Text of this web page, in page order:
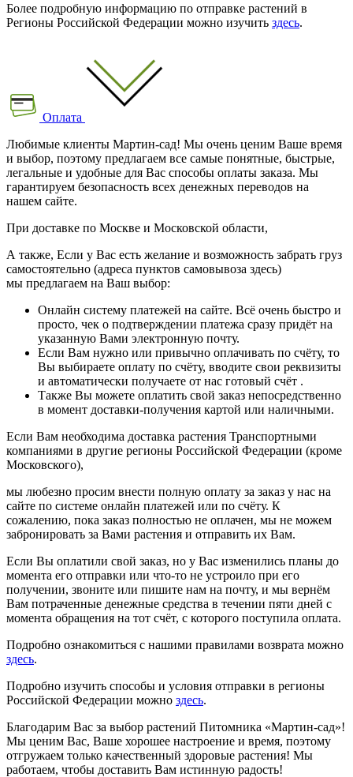
Более подробную информацию по отправке растений в
Регионы Российской Федерации можно изучить здесь.
Оплата
Любимые клиенты Мартин-сад! Мы очень ценим Ваше время
и выбор, поэтому предлагаем все самые понятные, быстрые,
легальные и удобные для Вас способы оплаты заказа. Мы
гарантируем безопасность всех денежных переводов на
нашем сайте.
При доставке по Москве и Московской области,
А также, Если у Вас есть желание и возможность забрать груз
самостоятельно (адреса пунктов самовывоза здесь)
мы предлагаем на Ваш выбор:
Онлайн систему платежей на сайте. Всё очень быстро и
просто, чек о подтверждении платежа сразу придёт на
указанную Вами электронную почту.
Если Вам нужно или привычно оплачивать по счёту, то
Вы выбираете оплату по счёту, вводите свои реквизиты
и автоматически получаете от нас готовый счёт .
Также Вы можете оплатить свой заказ непосредственно
в момент доставки-получения картой или наличными.
Если Вам необходима доставка растения Транспортными
компаниями в другие регионы Российской Федерации (кроме
Московского),
мы любезно просим внести полную оплату за заказ у нас на
сайте по системе онлайн платежей или по счёту. К
сожалению, пока заказ полностью не оплачен, мы не можем
забронировать за Вами растения и отправить их Вам.
Если Вы оплатили свой заказ, но у Вас изменились планы до
момента его отправки или что-то не устроило при его
получении, звоните или пишите нам на почту, и мы вернём
Вам потраченные денежные средства в течении пяти дней с
момента обращения на тот счёт, с которого поступила оплата.
Подробно ознакомиться с нашими правилами возврата можно
здесь.
Подробно изучить способы и условия отправки в регионы
Российской Федерации можно здесь.
Благодарим Вас за выбор растений Питомника «Мартин-сад»!
Мы ценим Вас, Ваше хорошее настроение и время, поэтому
отгружаем только качественный здоровые растения! Мы
работаем, чтобы доставить Вам истинную радость!